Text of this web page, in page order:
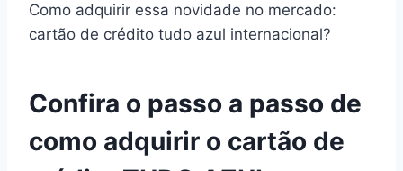
Como adquirir essa novidade no mercado:
cartão de crédito tudo azul internacional?
Confira o passo a passo de
como adquirir o cartão de